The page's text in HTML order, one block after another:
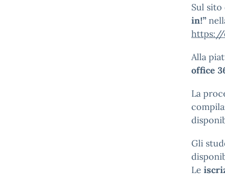
Sul sito
in!”
https://
Alla
office
La
Gli
Le